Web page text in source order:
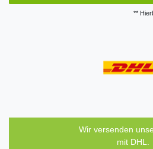
**
Wir versenden
mit DHL.